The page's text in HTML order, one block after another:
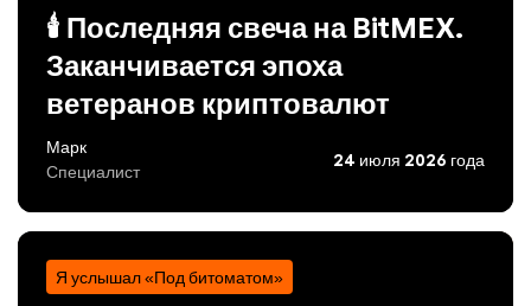
🕯️ Последняя свеча на BitMEX.
Заканчивается эпоха
ветеранов криптовалют
Марк
Специалист
24 июля 2026 года
Я услышал «Под битоматом»